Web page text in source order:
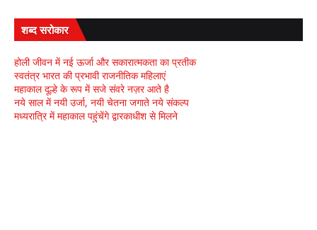
शब्द सरोकार
होली जीवन में नई ऊर्जा और सकारात्मकता का प्रतीक
स्वतंत्र भारत की प्रभावी राजनीतिक महिलाएं
महाकाल दूल्हे के रूप में सजे संवरे नज़र आते है
नये साल में नयी उर्जा, नयी चेतना जगाते नये संकल्प
मध्यरात्रि में महाकाल पहुंचेंगे द्वारकाधीश से मिलने